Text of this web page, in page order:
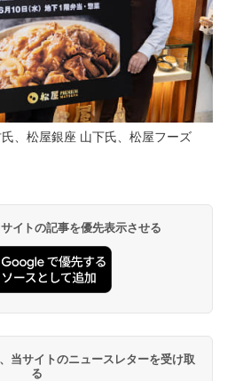
、松屋銀座 山下氏、松屋フーズ
イトの記事を優先表示させる
当サイトのニュースレターを受け取
る